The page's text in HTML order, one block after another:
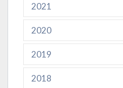
2021
2020
2019
2018